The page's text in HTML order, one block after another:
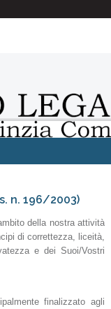
n. 196/2003)
della nostra attività
di correttezza, liceità,
e dei Suoi/Vostri
finalizzato agli